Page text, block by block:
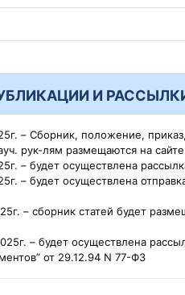
И
– Cборник, положение,
рук-лям размещаются на
– будет осуществлена
– будет осуществлена
– сборник статей будет
– будет осуществлена
от 29.12.94 N 77-ФЗ